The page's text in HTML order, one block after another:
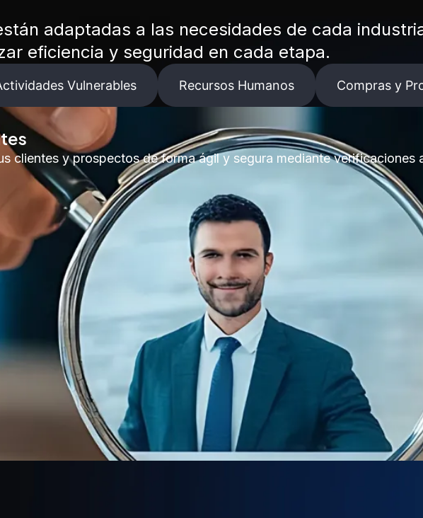
adaptadas a las necesidades de cada
eficiencia y seguridad en cada etapa.
Vulnerables Recursos Humanos Compras y
clientes y prospectos de forma ágil y segura mediante verificaciones
Ver más